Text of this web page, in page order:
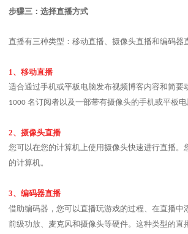
步骤三：选择直播方式
直播有三种类型：移动直播、摄像头直播和编码器
1、移动直播
适合通过手机或平板电脑发布视频博客内容和简要
1000 名订阅者以及一部带有摄像头的手机或平板电
2、摄像头直播
您可以在您的计算机上使用摄像头快速进行直播。
的计算机。
3、编码器直播
借助编码器，您可以直播玩游戏的过程、在直播中
前级功放、麦克风和摄像头等硬件。这种类型的直